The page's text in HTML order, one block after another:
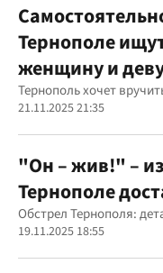
Тернополе
женщину и
Тернополь хочет
21.11.2025 21:35
"Он – жив!" –
Тернополе
Обстрел Тернополя:
19.11.2025 18:55